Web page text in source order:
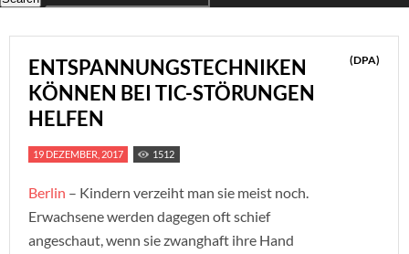
ENTSPANNUNGSTECHNIKEN
KÖNNEN BEI TIC-STÖRUNGEN
HELFEN
(DPA)
19 DEZEMBER, 2017 1512
Berlin – Kindern verzeiht man sie meist noch.
Erwachsene werden dagegen oft schief
angeschaut, wenn sie zwanghaft ihre Hand